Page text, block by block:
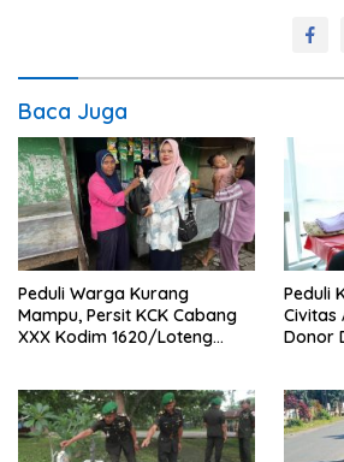
Baca Juga
Peduli Warga Kurang
Mampu, Persit KCK Cabang
XXX Kodim 1620/Loteng
Peduli
Civitas
Donor